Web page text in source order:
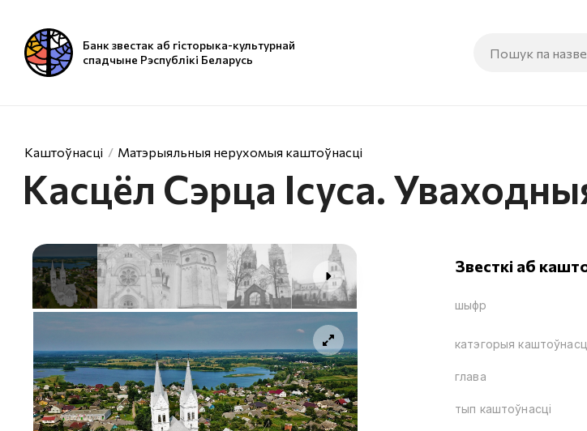
Банк звестак аб гісторыка-культурнай
спадчыне Рэспублікі Беларусь
Каштоўнасці Матэрыяльныя нерухомыя каштоўнасці
Касцёл Сэрца Ісуса.
Звесткі аб
шыфр
катэгорыя
глава
тып каштоўнасці